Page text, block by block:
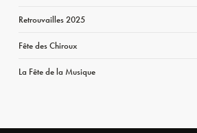
Retrouvailles 2025
Fête des Chiroux
La Fête de la Musique